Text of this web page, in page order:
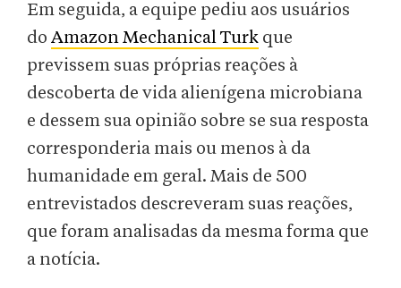
Em seguida, a equipe pediu aos usuários
do Amazon Mechanical Turk que
previssem suas próprias reações à
descoberta de vida alienígena microbiana
e dessem sua opinião sobre se sua resposta
corresponderia mais ou menos à da
humanidade em geral. Mais de 500
entrevistados descreveram suas reações,
que foram analisadas da mesma forma que
a notícia.